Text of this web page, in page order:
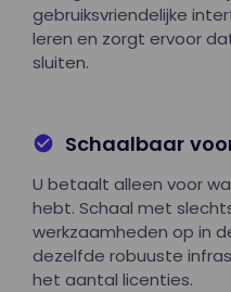
gebruiksvriendelijke
leren en zorgt ervoor
sluiten.
Schaalbaar
U betaalt alleen voor
hebt. Schaal met
werkzaamheden op in
dezelfde robuuste
het aantal licenties.